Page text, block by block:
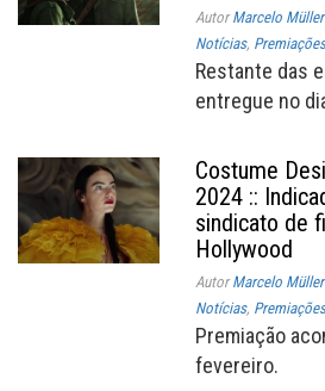
AutorMarcelo Müller
Notícias,
Restante das
entregue no
Costume
2024 ::
sindicato de
Hollywood
AutorMarcelo Müller
Notícias,
Premiação
fevereiro.